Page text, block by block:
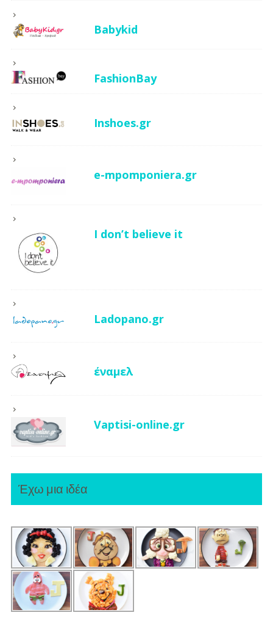
Babykid
FashionBay
Inshoes.gr
e-mpomponiera.gr
I don’t believe it
Ladopano.gr
έναμελ
Vaptisi-online.gr
Έχω μια ιδέα